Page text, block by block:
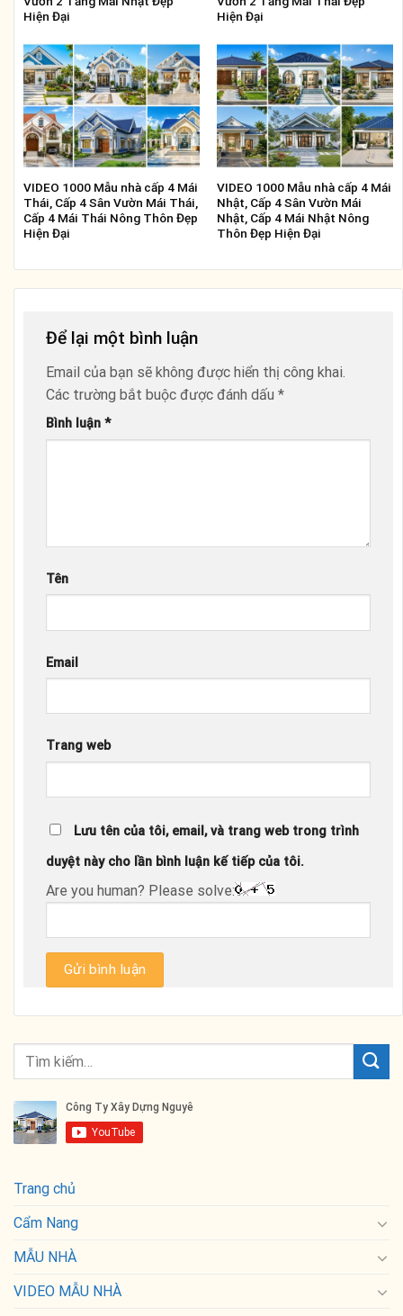
Hiện Đại
Hiện Đại
VIDEO 1000 Mẫu nhà cấp 4 Mái
Thái, Cấp 4 Sân Vườn Mái Thái,
Cấp 4 Mái Thái Nông Thôn Đẹp
Hiện Đại
VIDEO 1000 Mẫu nhà cấp 4 Mái
Nhật, Cấp 4 Sân Vườn Mái
Nhật, Cấp 4 Mái Nhật Nông
Thôn Đẹp Hiện Đại
Để lại một bình luận
Email của bạn sẽ không được hiển thị công khai.
Các trường bắt buộc được đánh dấu *
Bình luận *
Tên
Email
Trang web
Lưu tên của tôi, email, và trang web trong trình
duyệt này cho lần bình luận kế tiếp của tôi.
Are you human? Please solve:
Trang chủ
Cẩm Nang
MẪU NHÀ
VIDEO MẪU NHÀ